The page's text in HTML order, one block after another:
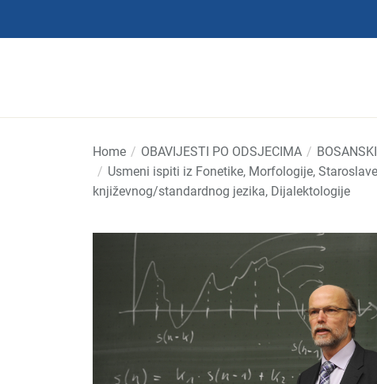
Home OBAVIJESTI PO ODSJECIMA
Usmeni ispiti iz Fonetike, Morfologije,
književnog/standardnog jezika, Dijalektologije